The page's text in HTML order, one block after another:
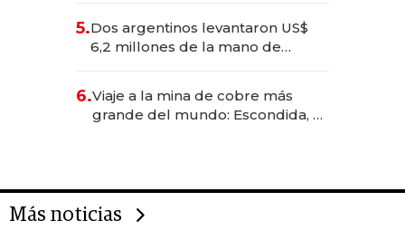
transformadoras
5.Dos argentinos levantaron US$
6,2 millones de la mano de
6.Viaje a la mina de cobre más
grande del mundo: Escondida, el
Más noticias